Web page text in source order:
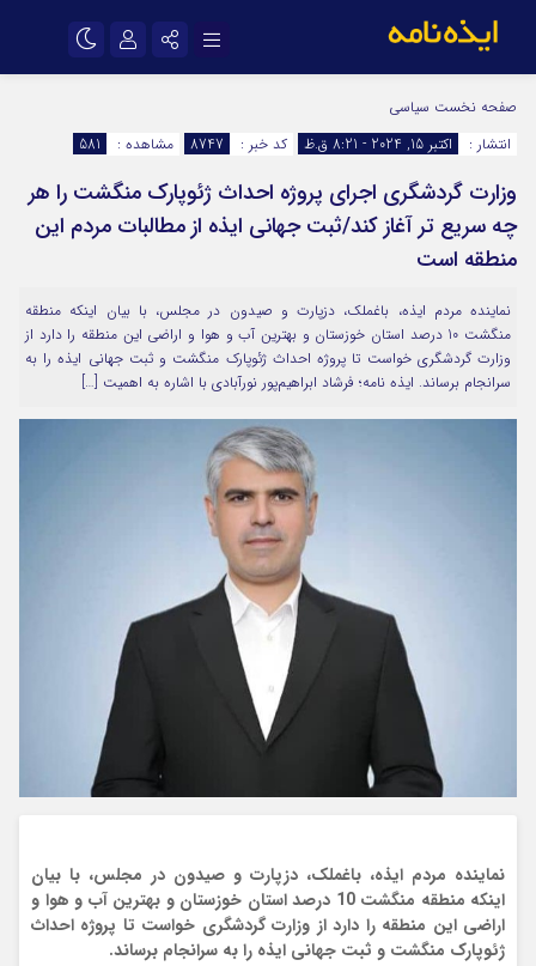
اینستاگرام
سروش
ایتا
آپارات
اپلیکیشن رمز عبور
صفحه نخست سیاسی
انتشار :
اکتبر 15, 2024 - 8:21 ق.ظ کد خبر : 8747 مشاهده : 581
وزارت گردشگری اجرای پروژه احداث ژئوپارک منگشت را هر
چه سریع تر آغاز کند/ثبت جهانی ایذه از مطالبات مردم این
منطقه است
نماینده مردم ایذه، باغملک، دزپارت و صیدون در مجلس، با بیان اینکه منطقه
منگشت 10 درصد استان خوزستان و بهترین آب و هوا و اراضی این منطقه را دارد از
وزارت گردشگری خواست تا پروژه احداث ژئوپارک منگشت و ثبت جهانی ایذه را به
سرانجام برساند. ایذه نامه؛ فرشاد ابراهیم‌پور نورآبادی با اشاره به اهمیت […]
نماینده مردم ایذه، باغملک، دزپارت و صیدون در مجلس، با بیان
اینکه منطقه منگشت 10 درصد استان خوزستان و بهترین آب و هوا و
اراضی این منطقه را دارد از وزارت گردشگری خواست تا پروژه احداث
ژئوپارک منگشت و ثبت جهانی ایذه را به سرانجام برساند.